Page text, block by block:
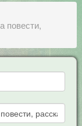
повести,